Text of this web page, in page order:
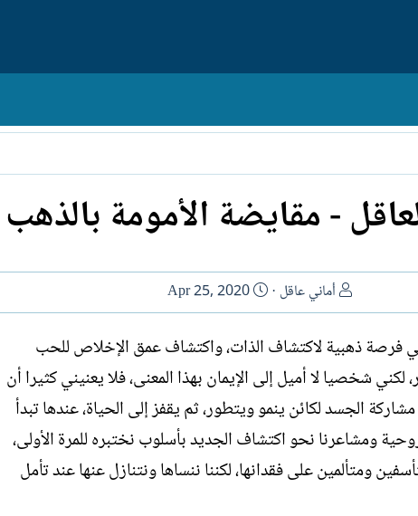
- مقايضة الأمومة بالذهب
ا
ل
ك
ا
ت
أماني عاقل
ت
ا
ر
ي
خ
ل
إ
ن
ش
Apr 25, 2020
فرصة ذهبية لاكتشاف الذات، واكتشاف عمق الإخلاص للحب
شخصيا لا أميل إلى الإيمان بهذا المعنى، فلا يعنيني كثيرا أن
الجسد لكائن ينمو ويتطور، ثم يقفز إلى الحياة، عندها تبدأ
ومشاعرنا نحو اكتشاف الجديد بأسلوب نختبره للمرة الأولى،
ومتألمين على فقدانها، لكننا ننساها ونتنازل عنها عند تأمل